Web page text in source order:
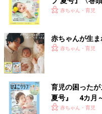
く！ おっぱい
赤ちゃん・育児
赤ちゃんが生ま
赤ちゃん・育児
育児の困った
夏号』 4カ月
いっぱい！
赤ちゃん・育児